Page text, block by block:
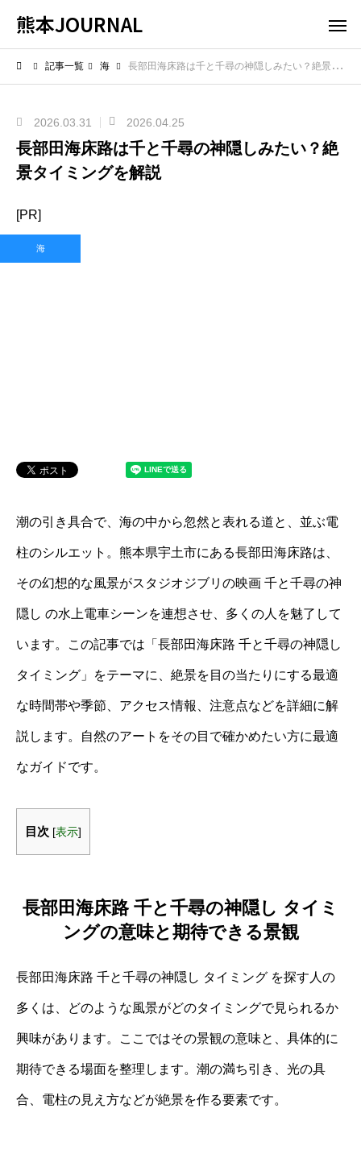
熊本JOURNAL
記事一覧 海 長部田海床路は千と千尋の神隠しみたい？絶景タイミングを解説
2026.03.31 2026.04.25
長部田海床路は千と千尋の神隠しみたい？絶
景タイミングを解説
[PR]
海
潮の引き具合で、海の中から忽然と表れる道と、並ぶ電
柱のシルエット。熊本県宇土市にある長部田海床路は、
その幻想的な風景がスタジオジブリの映画 千と千尋の神
隠し の水上電車シーンを連想させ、多くの人を魅了して
います。この記事では「長部田海床路 千と千尋の神隠し
タイミング」をテーマに、絶景を目の当たりにする最適
な時間帯や季節、アクセス情報、注意点などを詳細に解
説します。自然のアートをその目で確かめたい方に最適
なガイドです。
目次 [表示]
長部田海床路 千と千尋の神隠し タイミ
ングの意味と期待できる景観
長部田海床路 千と千尋の神隠し タイミング を探す人の
多くは、どのような風景がどのタイミングで見られるか
興味があります。ここではその景観の意味と、具体的に
期待できる場面を整理します。潮の満ち引き、光の具
合、電柱の見え方などが絶景を作る要素です。